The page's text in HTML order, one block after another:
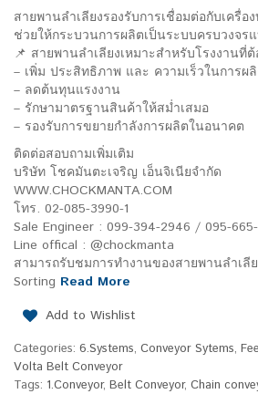
สายพานลำเลียงรองรับการเชื่อมต่อกับเครื่อ
ช่วยให้กระบวนการผลิตเป็นระบบครบวงจร
📌 สายพานลำเลียงเหมาะสำหรับโรงงานที่ต้
– เพิ่ม ประสิทธิภาพ และ ความเร็วในการผ
– ลดต้นทุนแรงงาน
– รักษามาตรฐานสินค้าให้สม่ำเสมอ
– รองรับการขยายกำลังการผลิตในอนาคต
ติดต่อสอบถามเพิ่มเติม
บริษัท โชคมันตะเจริญ เอ็นจิเนียจำกัด
WWW.CHOCKMANTA.COM
โทร. 02-085-3990-1
Sale Engineer : 099-394-2946 / 095-
Line offical : @chockmanta
สามารถรับชมการทำงานของสายพานลำเลี
Sorting Read More
Add to Wishlist
Categories: 6.Systems, Conveyor Sytems,
Volta Belt Conveyor
Tags: 1.Conveyor, Belt Conveyor, Chain